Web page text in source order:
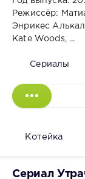
Режиссёр:
Энрикес
Kate Woods, ...
Сериалы
Котейка
Сериал